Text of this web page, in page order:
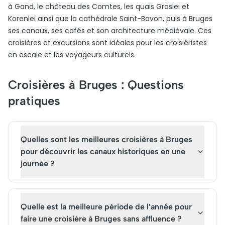
à Gand, le château des Comtes, les quais Graslei et
Korenlei ainsi que la cathédrale Saint-Bavon, puis à Bruges
ses canaux, ses cafés et son architecture médiévale. Ces
croisières et excursions sont idéales pour les croisiéristes
en escale et les voyageurs culturels.
Croisières à Bruges : Questions
pratiques
Quelles sont les meilleures croisières à Bruges
pour découvrir les canaux historiques en une
journée ?
Quelle est la meilleure période de l’année pour
faire une croisière à Bruges sans affluence ?